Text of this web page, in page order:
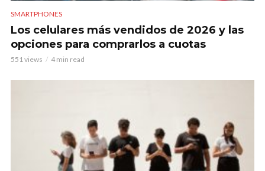
SMARTPHONES
Los celulares más vendidos de 2026 y las
opciones para comprarlos a cuotas
551 views 4 min read